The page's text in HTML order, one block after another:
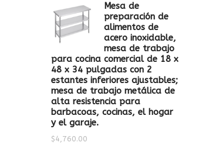
Mesa de
preparación de
alimentos de
acero inoxidable,
mesa de trabajo
para cocina comercial de 18 x
48 x 34 pulgadas con 2
estantes inferiores ajustables;
mesa de trabajo metálica de
alta resistencia para
barbacoas, cocinas, el hogar
y el garaje.
$4,760.00